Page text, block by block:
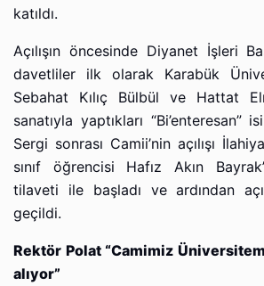
katıldı.
Açılışın öncesinde Diyanet İşleri
davetliler ilk olarak Karabük
Sebahat Kılıç Bülbül ve Hattat
sanatıyla yaptıkları “Bi’enteresan”
Sergi sonrası Camii’nin açılışı
sınıf öğrencisi Hafız Akın
tilaveti ile başladı ve ardından
geçildi.
Rektör Polat “Camimiz
alıyor”